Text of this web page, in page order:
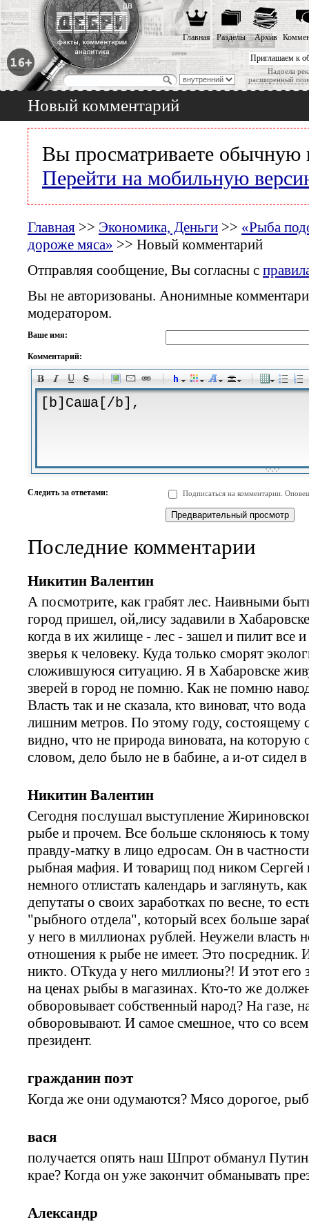
Приглашаем к
Надоела
расширенный
Главная Разделы Архив
Новый комментарий
Вы просматриваете обычную
Перейти на мобильную
Главная >> Экономика, Деньги >> «Рыба
дороже мяса» >> Новый комментарий
Отправляя сообщение, Вы согласны с
Вы не авторизованы. Анонимные
модератором.
Ваше имя:
Комментарий:
-
-
-
-
-
-
-
-
-
-
-
-
-
-
-
Следить за ответами: Подписаться на комментарии.
Последние комментарии
Никитин Валентин
А посмотрите, как грабят лес. Наивными
город пришел, ой,лису задавили в
когда в их жилище - лес - зашел и пилит все
зверья к человеку. Куда только сморят
сложившуюся ситуацию. Я в Хабаровске
зверей в город не помню. Как не помню
Власть так и не сказала, кто виноват, что
лишним метров. По этому году, состоящему
видно, что не природа виновата, на которую
словом, дело было не в бабине, а и-от сидел
Никитин Валентин
Сегодня послушал выступление
рыбе и прочем. Все больше склоняюсь к
правду-матку в лицо едросам. Он в
рыбная мафия. И товарищ под ником Сергей
немного отлистать календарь и заглянуть,
депутаты о своих заработках по весне, то
"рыбного отдела", который всех больше
у него в миллионах рублей. Неужели власть
отношения к рыбе не имеет. Это посредник.
никто. ОТкуда у него миллионы?! И этот его
на ценах рыбы в магазинах. Кто-то же
обворовывает собственный народ? На газе,
обворовывают. И самое смешное, что со всем
президент.
гражданин поэт
Когда же они одумаются? Мясо дорогое,
вася
получается опять наш Шпрот обманул
крае? Когда он уже закончит обманывать
Александр